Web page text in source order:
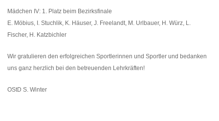
Mädchen IV: 1. Platz beim Bezirksfinale
E. Möbius, I. Stuchlik, K. Häuser, J. Freelandt, M. Urlbauer, H. Würz, L.
Fischer, H. Katzbichler
Wir gratulieren den erfolgreichen Sportlerinnen und Sportler und bedanken
uns ganz herzlich bei den betreuenden Lehrkräften!
OStD S. Winter